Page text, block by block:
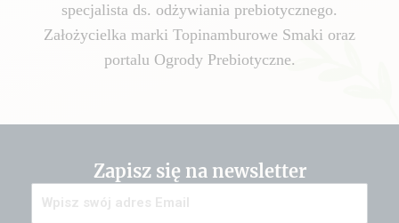
specjalista ds. odżywiania prebiotycznego.
Założycielka marki Topinamburowe Smaki oraz
portalu Ogrody Prebiotyczne.
Zapisz się na newsletter